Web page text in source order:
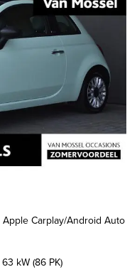
Carplay/Android Auto
63 kW (86 PK)